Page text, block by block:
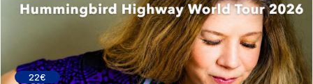
22€